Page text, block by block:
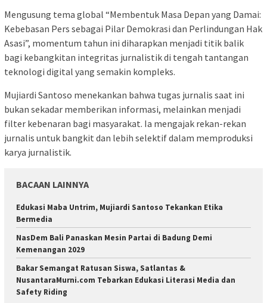
Mengusung tema global “Membentuk Masa Depan yang Damai:
Kebebasan Pers sebagai Pilar Demokrasi dan Perlindungan Hak
Asasi”, momentum tahun ini diharapkan menjadi titik balik
bagi kebangkitan integritas jurnalistik di tengah tantangan
teknologi digital yang semakin kompleks.
Mujiardi Santoso menekankan bahwa tugas jurnalis saat ini
bukan sekadar memberikan informasi, melainkan menjadi
filter kebenaran bagi masyarakat. Ia mengajak rekan-rekan
jurnalis untuk bangkit dan lebih selektif dalam memproduksi
karya jurnalistik.
BACAAN LAINNYA
Edukasi Maba Untrim, Mujiardi Santoso Tekankan Etika
Bermedia
NasDem Bali Panaskan Mesin Partai di Badung Demi
Kemenangan 2029
Bakar Semangat Ratusan Siswa, Satlantas &
NusantaraMurni.com Tebarkan Edukasi Literasi Media dan
Safety Riding